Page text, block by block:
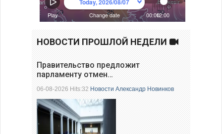
НОВОСТИ ПРОШЛОЙ НЕДЕЛИ
Правительство предложит
парламенту отмен…
06-08-2026 Hits:32Новости Александр Новинков